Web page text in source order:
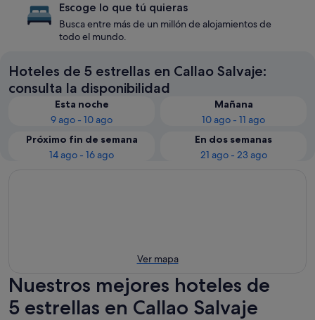
Escoge lo que tú quieras
Busca entre más de un millón de alojamientos de
todo el mundo.
Hoteles de 5 estrellas en Callao Salvaje:
consulta la disponibilidad
Esta noche
9 ago - 10 ago
Mañana
10 ago - 11 ago
Próximo fin de semana
14 ago - 16 ago
En dos semanas
21 ago - 23 ago
Ver mapa
Nuestros mejores hoteles de
5 estrellas en Callao Salvaje